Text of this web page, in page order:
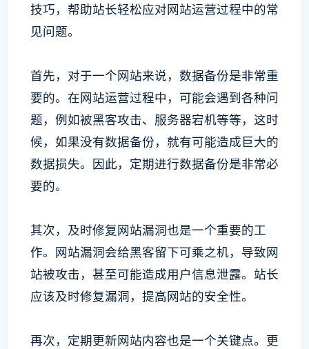
技巧，帮助站长轻松应对网站运营过程中的常
见问题。
首先，对于一个网站来说，数据备份是非常重
要的。在网站运营过程中，可能会遇到各种问
题，例如被黑客攻击、服务器宕机等等，这时
候，如果没有数据备份，就有可能造成巨大的
数据损失。因此，定期进行数据备份是非常必
要的。
其次，及时修复网站漏洞也是一个重要的工
作。网站漏洞会给黑客留下可乘之机，导致网
站被攻击，甚至可能造成用户信息泄露。站长
应该及时修复漏洞，提高网站的安全性。
再次，定期更新网站内容也是一个关键点。更